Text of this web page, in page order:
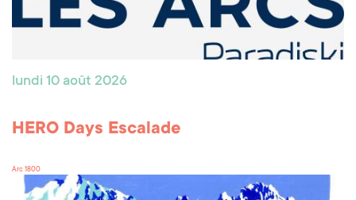
lundi 10 août 2026
HERO Days Escalade
Arc 1800